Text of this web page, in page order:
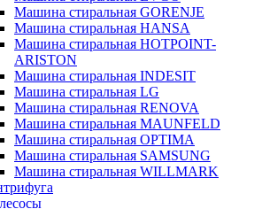
Машина стиральная GORENJE
Машина стиральная HANSA
Машина стиральная HOTPOINT-
ARISTON
Машина стиральная INDESIT
Машина стиральная LG
Машина стиральная RENOVA
Машина стиральная MAUNFELD
Машина стиральная OPTIMA
Машина стиральная SAMSUNG
Машина стиральная WILLMARK